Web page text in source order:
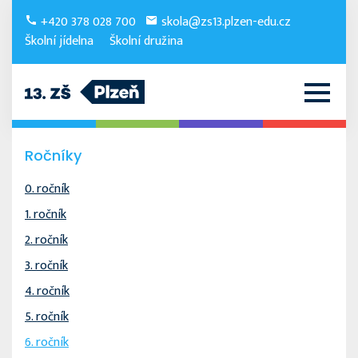
+420 378 028 700
skola@zs13.plzen-edu.cz
Školní jídelna
Školní družina
Ročníky
0. ročník
1. ročník
2. ročník
3. ročník
4. ročník
5. ročník
6. ročník